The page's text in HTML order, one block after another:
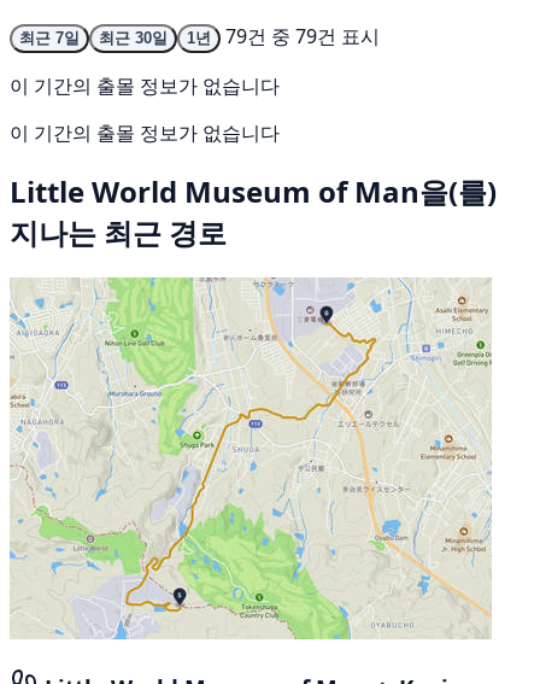
최근 7일 최근 30일 1년
79건 중 79건 표시
이 기간의 출몰 정보가 없습니다
이 기간의 출몰 정보가 없습니다
Little World Museum of Man을(를)
지나는 최근 경로